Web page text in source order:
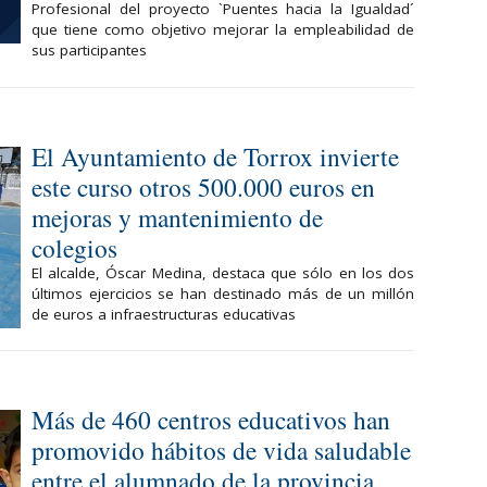
Profesional del proyecto `Puentes hacia la Igualdad´
que tiene como objetivo mejorar la empleabilidad de
sus participantes
El Ayuntamiento de Torrox invierte
este curso otros 500.000 euros en
mejoras y mantenimiento de
colegios
El alcalde, Óscar Medina, destaca que sólo en los dos
últimos ejercicios se han destinado más de un millón
de euros a infraestructuras educativas
Más de 460 centros educativos han
promovido hábitos de vida saludable